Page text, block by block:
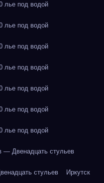
под водой
под водой
под водой
под водой
под водой
под водой
под водой
— Двенадцать стульев
стульев Иркутск